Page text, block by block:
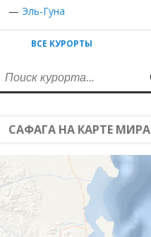
— Эль-Гуна
ВСЕ КУРОРТЫ
САФАГА НА КАРТЕ МИРА